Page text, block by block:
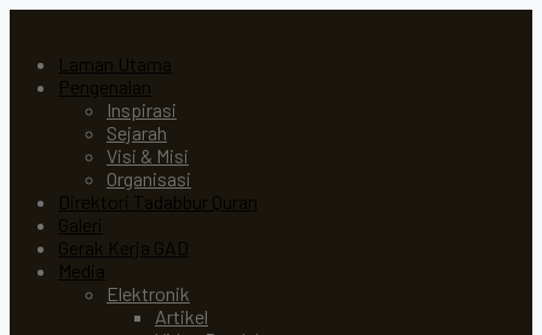
Laman Utama
Pengenalan
Inspirasi
Sejarah
Visi & Misi
Organisasi
Direktori Tadabbur Quran
Galeri
Gerak Kerja GAD
Media
Elektronik
Artikel